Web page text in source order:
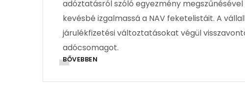
adóztatásról szóló egyezmény
kevésbé izgalmassá a NAV feketelistáit. A
járulékfizetési változtatásokat végül
adócsomagot.
BŐVEBBEN